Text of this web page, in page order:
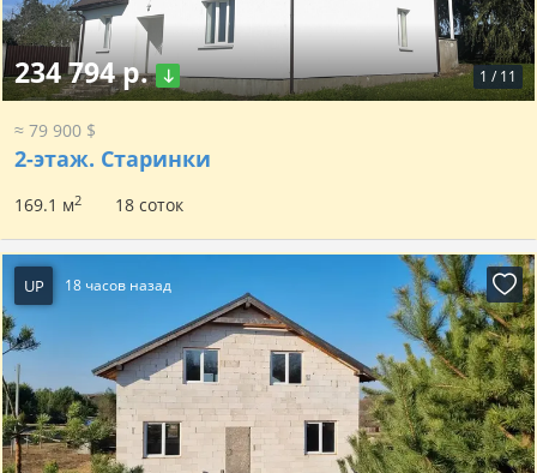
1 / 11
234 794 р.
≈ 79 900 $
2-этаж. Старинки
169.1 м2 18 соток
UP 18 часов назад